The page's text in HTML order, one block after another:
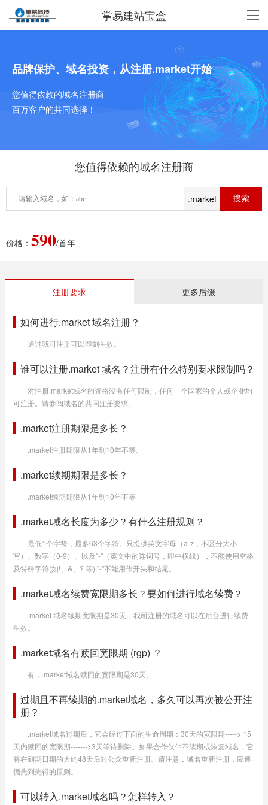
掌易建站宝盒
品牌保护、域名投资，从注册.market开始
您值得依赖的域名注册商
百万客户的共同选择！
您值得依赖的域名注册商
.market
价格： 590/首年
注册要求 更多后缀
如何进行.market 域名注册？
通过我司注册可以即刻生效。
谁可以注册.market 域名？注册有什么特别要求限制吗？
对注册.market域名的资格没有任何限制，任何一个国家的个人或企业均
可注册。请参阅域名的共同注册要求。
.market注册期限是多长？
.market注册期限从1年到10年不等。
.market续期期限是多长？
.market续期期限从1年到10年不等
.market域名长度为多少？有什么注册规则？
最低1个字符，最多63个字符。只提供英文字母（a-z，不区分大小
写）、数字（0-9）、以及"-"（英文中的连词号，即中横线），不能使用空格
及特殊字符(如!、&、? 等),"-"不能用作开头和结尾。
.market域名续费宽限期多长？要如何进行域名续费？
.market 域名续期宽限期是30天，我司注册的域名可以在后台进行续费
生效。
.market域名有赎回宽限期 (rgp) ？
有，.market域名赎回的宽限期是30天。
过期且不再续期的.market域名，多久可以再次被公开注
册？
.market域名过期后，它会经过下面的生命周期：30天的宽限期-----> 15
天内赎回的宽限期------->3天等待删除。如果合作伙伴不续期或恢复域名，它
将在到期日期的大约48天后对公众重新注册。请注意，域名重新注册，应遵
循先到先得的原则。
可以转入.market域名吗？怎样转入？